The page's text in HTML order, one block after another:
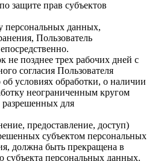
защите прав субъектов
персональных данных,
Пользователь
не позднее трех рабочих дней с
согласия Пользователя
условиях обработки, о наличии
неограниченным кругом
для
предоставление, доступ)
субъектом персональных
должна быть прекращена в
субъекта персональных данных.